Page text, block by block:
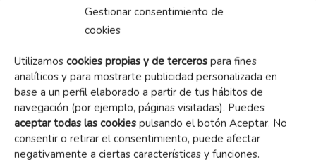
Gestionar consentimiento de
cookies
Utilizamos cookies propias y de terceros para fines
analíticos y para mostrarte publicidad personalizada en
base a un perfil elaborado a partir de tus hábitos de
navegación (por ejemplo, páginas visitadas). Puedes
aceptar todas las cookies pulsando el botón Aceptar. No
consentir o retirar el consentimiento, puede afectar
negativamente a ciertas características y funciones.
Memoria 2016
Memoria 2015
Memoria 2014
Memoria 2013
Memoria 2012